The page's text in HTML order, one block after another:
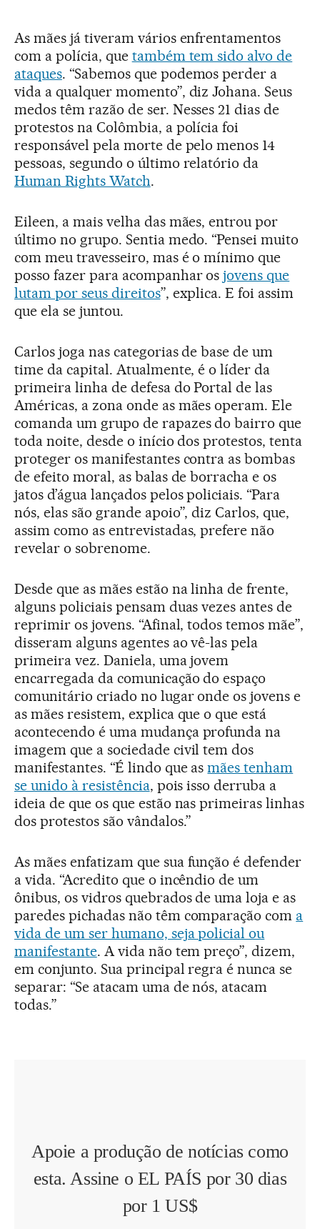
As mães já tiveram vários enfrentamentos
com a polícia, que também tem sido alvo de
ataques. “Sabemos que podemos perder a
vida a qualquer momento”, diz Johana. Seus
medos têm razão de ser. Nesses 21 dias de
protestos na Colômbia, a polícia foi
responsável pela morte de pelo menos 14
pessoas, segundo o último relatório da
Human Rights Watch.
Eileen, a mais velha das mães, entrou por
último no grupo. Sentia medo. “Pensei muito
com meu travesseiro, mas é o mínimo que
posso fazer para acompanhar osjovens que
lutam por seus direitos”, explica. E foi assim
que ela se juntou.
Carlos joga nas categorias de base de um
time da capital. Atualmente, é o líder da
primeira linha de defesa do Portal de las
Américas, a zona onde as mães operam. Ele
comanda um grupo de rapazes do bairro que
toda noite, desde o início dos protestos, tenta
proteger os manifestantes contra as bombas
de efeito moral, as balas de borracha e os
jatos d’água lançados pelos policiais. “Para
nós, elas são grande apoio”, diz Carlos, que,
assim como as entrevistadas, prefere não
revelar o sobrenome.
Desde que as mães estão na linha de frente,
alguns policiais pensam duas vezes antes de
reprimir os jovens. “Afinal, todos temos mãe”,
disseram alguns agentes ao vê-las pela
primeira vez. Daniela, uma jovem
encarregada da comunicação do espaço
comunitário criado no lugar onde os jovens e
as mães resistem, explica que o que está
acontecendo é uma mudança profunda na
imagem que a sociedade civil tem dos
manifestantes. “É lindo que asmães tenham
se unido à resistência, pois isso derruba a
ideia de que os que estão nas primeiras linhas
dos protestos são vândalos.”
As mães enfatizam que sua função é defender
a vida. “Acredito que o incêndio de um
ônibus, os vidros quebrados de uma loja e as
paredes pichadas não têm comparação com a
vida de um ser humano, seja policial ou
manifestante. A vida não tem preço”, dizem,
em conjunto. Sua principal regra é nunca se
separar: “Se atacam uma de nós, atacam
todas.”
Apoie a produção de notícias como
esta. Assine o EL PAÍS por 30 dias
por 1 US$